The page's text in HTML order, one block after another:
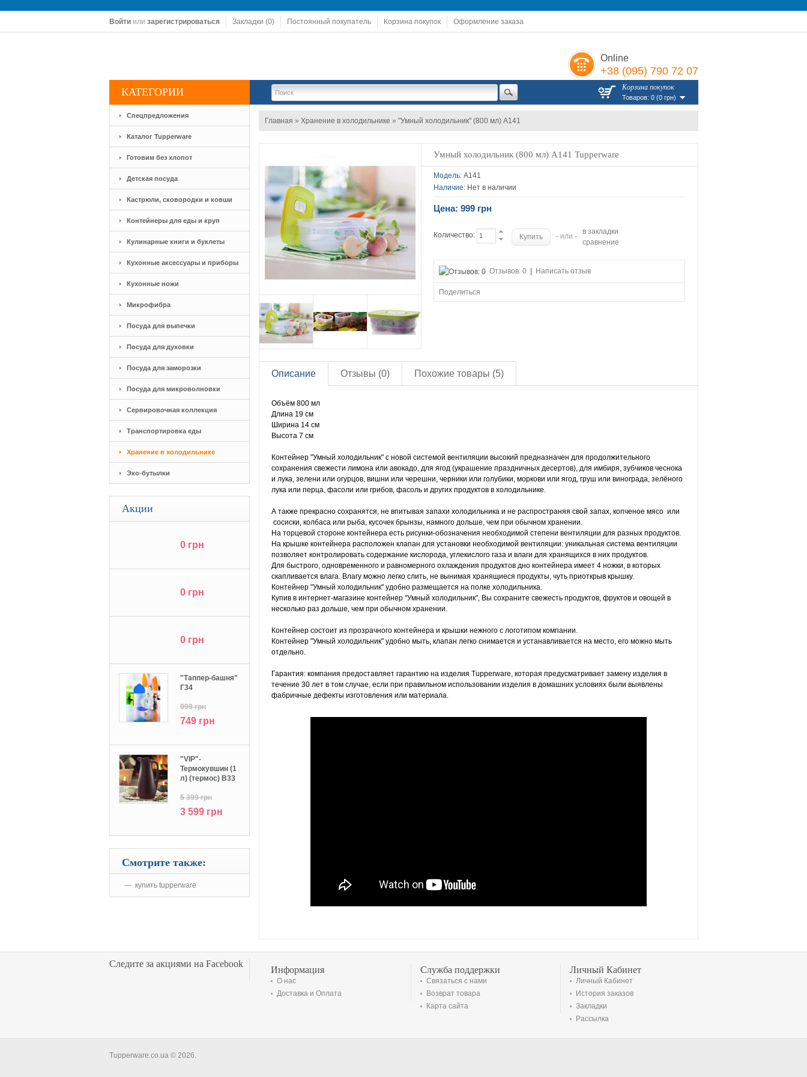
Войтиили зарегистрироваться Закладки (0) Постоянный покупатель Корзина покупок Оформление заказа
Online
+38 (095) 790 72 07
Корзина покупок
Товаров: 0 (0 грн)
КАТЕГОРИИ
Спецпредложения
Каталог Tupperware
Готовим без хлопот
Детская посуда
Кастрюли, сковородки и ковши
Контейнеры для еды и круп
Кулинарные книги и буклеты
Кухонные аксессуары и приборы
Кухонные ножи
Микрофибра
Посуда для выпечки
Посуда для духовки
Посуда для заморозки
Посуда для микроволновки
Сервировочная коллекция
Транспортировка еды
Хранение в холодильнике
Эко-бутылки
Акции
0 грн
0 грн
0 грн
"Tаппер-башня"
Г34
999 грн
749 грн
"VIP"-
Термокувшин (1
л) (термос) В33
5 399 грн
3 599 грн
Смотрите также:
купить tupperware
Главная » Хранение в холодильнике » "Умный холодильник" (800 мл) А141
Умный холодильник (800 мл) А141 Tupperware
Модель:А141
Наличие:Нет в наличии
Цена: 999 грн
Количество: - или -
в закладки
сравнение
Отзывов: 0| Написать отзыв
Поделиться
Описание Отзывы (0) Похожие товары (5)
Объём 800 мл
Длина 19 см
Ширина 14 см
Высота 7 см
Контейнер "Умный холодильник" с новой системой вентиляции высокий предназначен для продолжительного
сохранения свежести лимона или авокадо, для ягод (украшение праздничных десертов), для имбиря, зубчиков чеснока
и лука, зелени или огурцов, вишни или черешни, черники или голубики, моркови или ягод, груш или винограда, зелёного
лука или перца, фасоли или грибов, фасоль и других продуктов в холодильнике.
А также прекрасно сохранятся, не впитывая запахи холодильника и не распространяя свой запах, копченое мясо или
сосиски, колбаса или рыба, кусочек брынзы, намного дольше, чем при обычном хранении.
На торцевой стороне контейнера есть рисунки-обозначения необходимой степени вентиляции для разных продуктов.
На крышке контейнера расположен клапан для установки необходимой вентиляции: уникальная система вентиляции
позволяет контролировать содержание кислорода, углекислого газа и влаги для хранящихся в них продуктов.
Для быстрого, одновременного и равномерного охлаждения продуктов дно контейнера имеет 4 ножки, в которых
скапливается влага. Влагу можно легко слить, не вынимая хранящиеся продукты, чуть приоткрыв крышку.
Контейнер "Умный холодильник" удобно размещается на полке холодильника.
Купив в интернет-магазине контейнер "Умный холодильник", Вы сохраните свежесть продуктов, фруктов и овощей в
несколько раз дольше, чем при обычном хранении.
Контейнер состоит из прозрачного контейнера и крышки нежного с логотипом компании.
Контейнер "Умный холодильник" удобно мыть, клапан легко снимается и устанавливается на место, его можно мыть
отдельно.
Гарантия: компания предоставляет гарантию на изделия Tupperware, которая предусматривает замену изделия в
течение 30 лет в том случае, если при правильном использовании изделия в домашних условиях были выявлены
фабричные дефекты изготовления или материала.
Следите за акциями на Facebook
Информация
О нас
Доставка и Оплата
Служба поддержки
Связаться с нами
Возврат товара
Карта сайта
Личный Кабинет
Личный Кабинет
История заказов
Закладки
Рассылка
Tupperware.co.ua © 2026.